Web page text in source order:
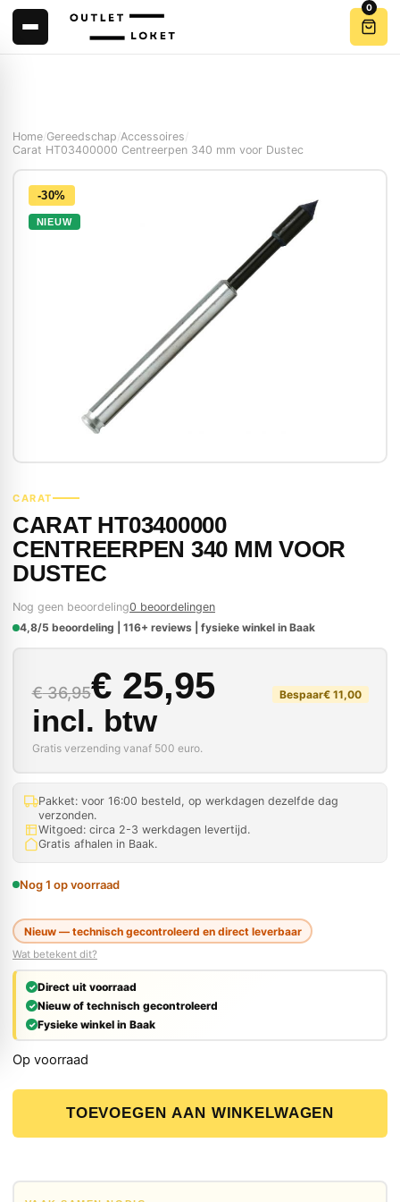
0
Home Gereedschap Accessoires
Carat HT03400000 Centreerpen 340 mm voor Dustec
-30%
NIEUW
CARAT
CARAT HT03400000
CENTREERPEN 340 MM VOOR
DUSTEC
Nog geen beoordeling0 beoordelingen
4,8/5 beoordeling | 116+ reviews | fysieke winkel in Baak
€36,95
Oorspronkelijke
€25,95
Huidige prijs is: €
incl. btw
Bespaar€11,00
Gratis verzending vanaf 500 euro.
Pakket: voor 16:00 besteld, op werkdagen dezelfde dag
verzonden.
Witgoed: circa 2-3 werkdagen levertijd.
Gratis afhalen in Baak.
Nog 1 op voorraad
Nieuw — technisch gecontroleerd en direct leverbaar
Wat betekent dit?
Direct uit voorraad
Nieuw of technisch gecontroleerd
Fysieke winkel in Baak
Op voorraad
Carat HT03400000 Centreerpen 340 mm voor Dustec
TOEVOEGEN AAN WINKELWAGEN